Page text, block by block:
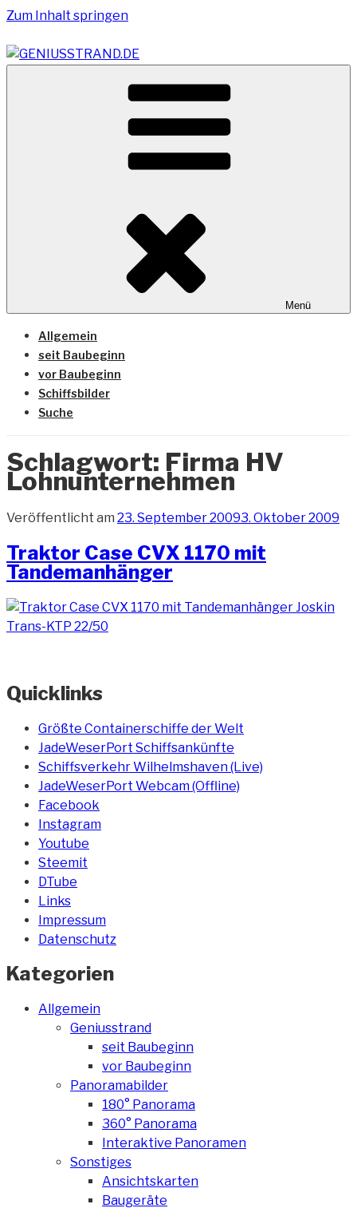
Zum Inhalt springen
GENIUSSTRAND.DE
Vom Geniusstrand zum JadeWeserPort/Container
Terminal Wilhelmshaven
Menü
Allgemein
seit Baubeginn
vor Baubeginn
Schiffsbilder
Suche
Schlagwort: Firma HV
Lohnunternehmen
Veröffentlicht am 23. September 20093. Oktober 2009
Traktor Case CVX 1170 mit
Tandemanhänger
Quicklinks
Größte Containerschiffe der Welt
JadeWeserPort Schiffsankünfte
Schiffsverkehr Wilhelmshaven (Live)
JadeWeserPort Webcam (Offline)
Facebook
Instagram
Youtube
Steemit
DTube
Links
Impressum
Datenschutz
Kategorien
Allgemein
Geniusstrand
seit Baubeginn
vor Baubeginn
Panoramabilder
180° Panorama
360° Panorama
Interaktive Panoramen
Sonstiges
Ansichtskarten
Baugeräte